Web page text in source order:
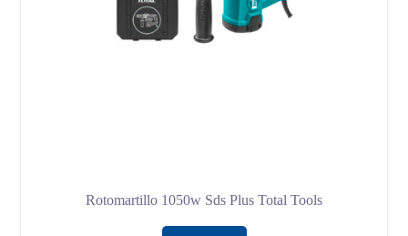
Rotomartillo 1050w Sds Plus Total Tools